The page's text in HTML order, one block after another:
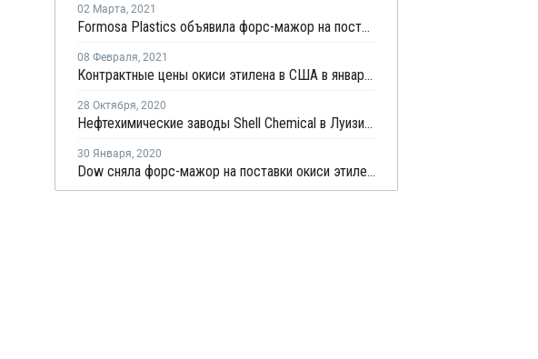
02 Марта, 2021
Formosa Plastics объявила форс-мажор на поставки продукции в США
08 Февраля, 2021
Контрактные цены окиси этилена в США в январе достигли шестилетнего максимума
28 Октября, 2020
Нефтехимические заводы Shell Chemical в Луизиане продолжают работать перед ураганом "Зета"
30 Января, 2020
Dow сняла форс-мажор на поставки окиси этилена с площадке в Луизиане